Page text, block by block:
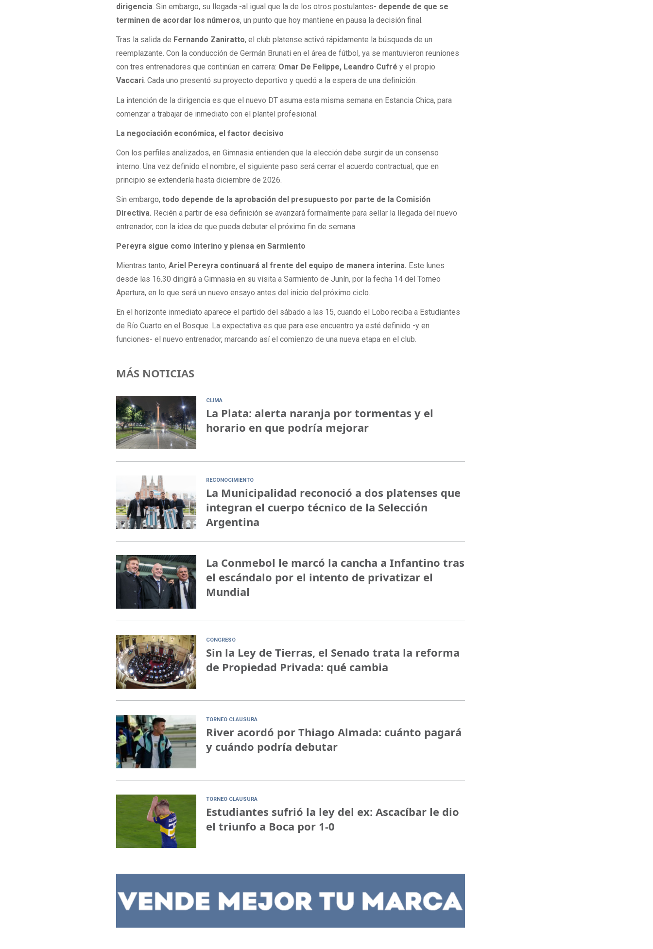
dirigencia. Sin embargo, su llegada -al igual que la de los otros postulantes- depende de que se
terminen de acordar los números, un punto que hoy mantiene en pausa la decisión final.
Tras la salida de Fernando Zaniratto, el club platense activó rápidamente la búsqueda de un
reemplazante. Con la conducción de Germán Brunati en el área de fútbol, ya se mantuvieron reuniones
con tres entrenadores que continúan en carrera: Omar De Felippe, Leandro Cufréy el propio
Vaccari. Cada uno presentó su proyecto deportivo y quedó a la espera de una definición.
La intención de la dirigencia es que el nuevo DT asuma esta misma semana en Estancia Chica, para
comenzar a trabajar de inmediato con el plantel profesional.
La negociación económica, el factor decisivo
Con los perfiles analizados, en Gimnasia entienden que la elección debe surgir de un consenso
interno. Una vez definido el nombre, el siguiente paso será cerrar el acuerdo contractual, que en
principio se extendería hasta diciembre de 2026.
Sin embargo,todo depende de la aprobación del presupuesto por parte de la Comisión
Directiva. Recién a partir de esa definición se avanzará formalmente para sellar la llegada del nuevo
entrenador, con la idea de que pueda debutar el próximo fin de semana.
Pereyra sigue como interino y piensa en Sarmiento
Mientras tanto,Ariel Pereyra continuará al frente del equipo de manera interina. Este lunes
desde las 16.30 dirigirá a Gimnasia en su visita a Sarmiento de Junín, por la fecha 14 del Torneo
Apertura, en lo que será un nuevo ensayo antes del inicio del próximo ciclo.
En el horizonte inmediato aparece el partido del sábado a las 15, cuando el Lobo reciba a Estudiantes
de Río Cuarto en el Bosque. La expectativa es que para ese encuentro ya esté definido -y en
funciones- el nuevo entrenador, marcando así el comienzo de una nueva etapa en el club.
MÁS NOTICIAS
CLIMA
La Plata: alerta naranja por tormentas y el
horario en que podría mejorar
RECONOCIMIENTO
La Municipalidad reconoció a dos platenses que
integran el cuerpo técnico de la Selección
Argentina
La Conmebol le marcó la cancha a Infantino tras
el escándalo por el intento de privatizar el
Mundial
CONGRESO
Sin la Ley de Tierras, el Senado trata la reforma
de Propiedad Privada: qué cambia
TORNEO CLAUSURA
River acordó por Thiago Almada: cuánto pagará
y cuándo podría debutar
TORNEO CLAUSURA
Estudiantes sufrió la ley del ex: Ascacíbar le dio
el triunfo a Boca por 1-0